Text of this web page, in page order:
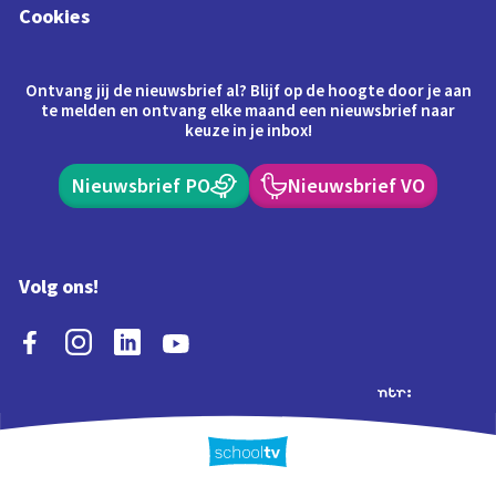
Cookies
Ontvang jij de nieuwsbrief al? Blijf op de hoogte door je aan
te melden en ontvang elke maand een nieuwsbrief naar
keuze in je inbox!
Nieuwsbrief PO Nieuwsbrief VO
Volg ons!